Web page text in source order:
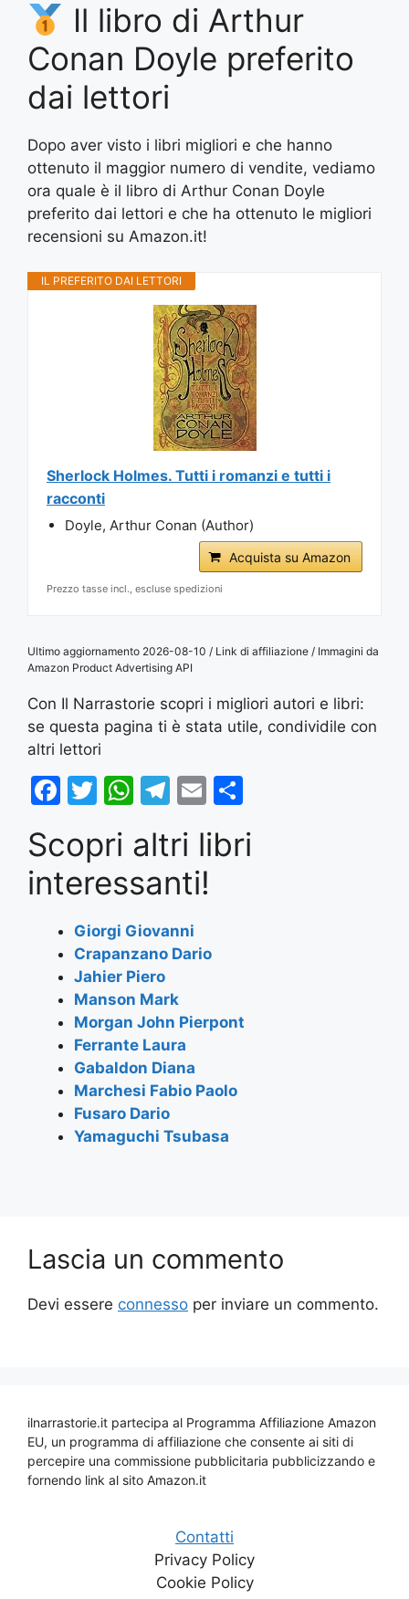
Il libro di Arthur
Conan Doyle preferito
dai lettori
Dopo aver visto i libri migliori e che hanno
ottenuto il maggior numero di vendite, vediamo
ora quale è il libro di Arthur Conan Doyle
preferito dai lettori e che ha ottenuto le migliori
recensioni su Amazon.it!
IL PREFERITO DAI LETTORI
Sherlock Holmes. Tutti i romanzi e tutti i
racconti
Doyle, Arthur Conan (Author)
Acquista su Amazon
Prezzo tasse incl., escluse spedizioni
Ultimo aggiornamento 2026-08-10 / Link di affiliazione / Immagini da
Amazon Product Advertising API
Con Il Narrastorie scopri i migliori autori e libri:
se questa pagina ti è stata utile, condividile con
altri lettori
F
c
e
b
o
o
k
T
itt
er
W
at
s
A
p
p
T
e
gr
a
m
E
ai
l
ar
Scopri altri libri
interessanti!
Giorgi Giovanni
Crapanzano Dario
Jahier Piero
Manson Mark
Morgan John Pierpont
Ferrante Laura
Gabaldon Diana
Marchesi Fabio Paolo
Fusaro Dario
Yamaguchi Tsubasa
Lascia un commento
Devi essere connesso per inviare un commento.
ilnarrastorie.it partecipa al Programma Affiliazione Amazon
EU, un programma di affiliazione che consente ai siti di
percepire una commissione pubblicitaria pubblicizzando e
fornendo link al sito Amazon.it
Contatti
Privacy Policy
Cookie Policy